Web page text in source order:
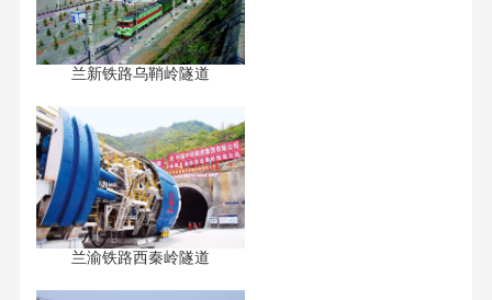
兰新铁路乌鞘岭隧道
兰渝铁路西秦岭隧道